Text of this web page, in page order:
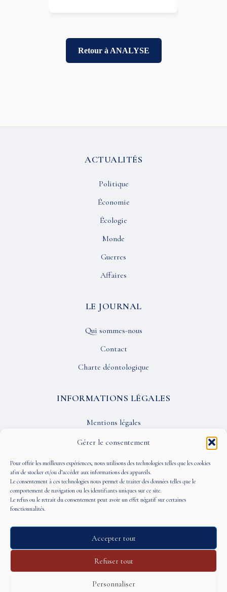
Gérer le consentement
Pour offrir les meilleures expériences, nous utilisons des technologies telles que les cookies
afin de stocker et/ou d’accéder aux informations des appareils.
Le consentement à ces technologies nous permet de traiter des données telles que le
comportement de navigation ou les identifiants uniques sur ce site.
Le refus ou le retrait du consentement peut avoir un effet négatif sur certaines
fonctionnalités.
Accepter tout
Refuser tout
Personnaliser
Retour à ANALYSE
ACTUALITÉS
Politique
Économie
Écologie
Monde
Guerres
Affaires
LE JOURNAL
Qui sommes-nous
Contact
Charte déontologique
INFORMATIONS LÉGALES
Mentions légales
Confidentialité
CGU
SUIVEZ-NOUS
© 2026 À Portée de Vue — Tous droits réservés